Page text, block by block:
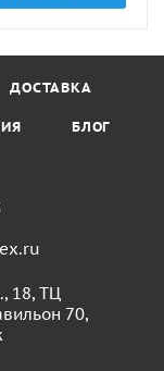
ДОСТАВКА
БЛОГ
18, ТЦ
70,